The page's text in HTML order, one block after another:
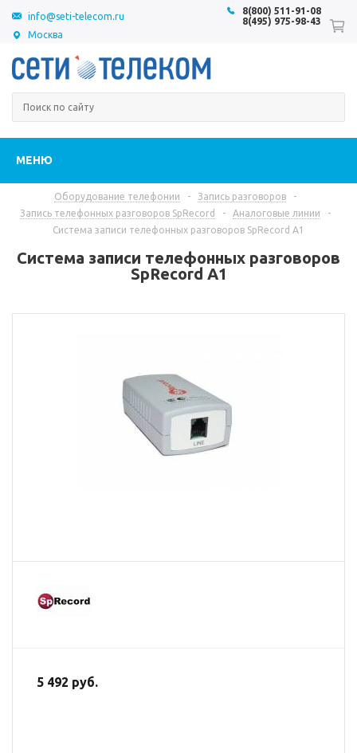
Москва
8(800) 511-91-08
8(495) 975-98-43
info@seti-telecom.ru
МЕНЮ
Оборудование телефонии - Запись разговоров
-
Запись телефонных разговоров SpRecord
- Аналоговые линии
-
Система записи телефонных разговоров SpRecord A1
Система записи телефонных разговоров
SpRecord A1
5 492 руб.